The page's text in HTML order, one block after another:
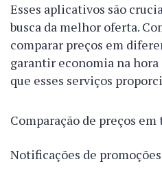
Esses aplicativos são
busca da melhor oferta.
comparar preços em
garantir economia na
que esses serviços
Comparação de preços
Notificações de